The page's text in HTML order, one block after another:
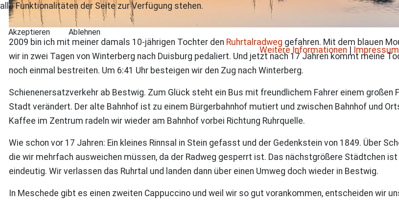
2009 bin ich mit meiner damals 10-jährigen Tochter den Ruhrtalradweg gefahren. Mit dem blauen
wir in zwei Tagen von Winterberg nach Duisburg pedaliert. Und jetzt nach 17 Jahren kommt meine
noch einmal bestreiten. Um 6:41 Uhr besteigen wir den Zug nach Winterberg.
Schienenersatzverkehr ab Bestwig. Zum Glück steht ein Bus mit freundlichem Fahrer einem
Stadt verändert. Der alte Bahnhof ist zu einem Bürgerbahnhof mutiert und zwischen Bahnhof und
Kaffee im Zentrum radeln wir wieder am Bahnhof vorbei Richtung Ruhrquelle.
Wie schon vor 17 Jahren: Ein kleines Rinnsal in Stein gefasst und der Gedenkstein von 1849. Über
die wir mehrfach ausweichen müssen, da der Radweg gesperrt ist. Das nächstgrößere Städtchen
eindeutig. Wir verlassen das Ruhrtal und landen dann über einen Umweg doch wieder in Bestwig.
In Meschede gibt es einen zweiten Cappuccino und weil wir so gut vorankommen, entscheiden wir
alle Funktionalitäten der Seite zur Verfügung stehen.
Akzeptieren Ablehnen
Weitere Informationen Impressum